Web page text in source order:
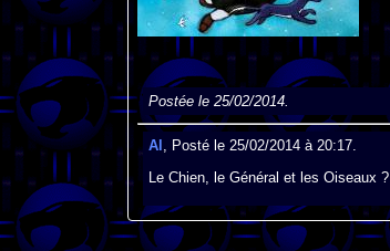
Postée le 25/02/2014.
Al , Posté le 25/02/2014 à 20:17.
Le Chien, le Général et les Oiseaux ?